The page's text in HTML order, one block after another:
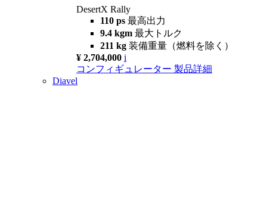
DesertX Rally
110 ps 最高出力
9.4 kgm 最大トルク
211 kg 装備重量（燃料を除く）
¥ 2,704,000 i
コンフィギュレーター 製品詳細
Diavel